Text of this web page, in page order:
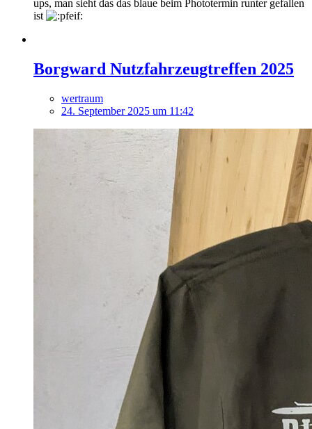
ups, man sieht das das blaue beim Phototermin runter gefallen
ist
Borgward Nutzfahrzeugtreffen 2025
wertraum
24. September 2025 um 11:42